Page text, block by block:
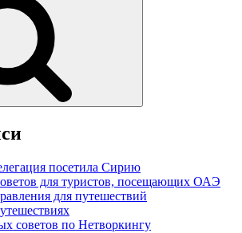
посетила Сирию
для туристов, посещающих ОАЭ
для путешествий
советов по Нетворкингу